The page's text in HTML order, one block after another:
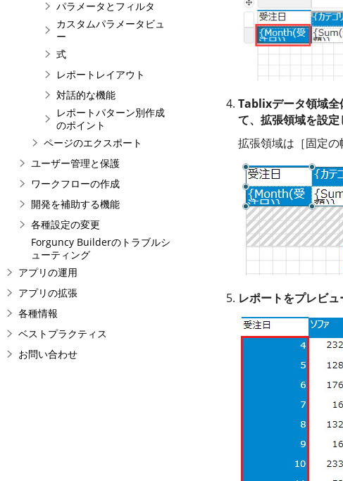
パラメータとフィルタ
カスタムパラメータビュ
ー
式
レポートレイアウト
対話的な機能
レポートパターン別作成
のポイント
ページのエクスポート
ユーザー管理と保護
ワークフローの作成
開発を補助する機能
各種設定の変更
Forguncy Builderのトラブルシ
ューティング
アプリの運用
アプリの拡張
各種情報
ベストプラクティス
お問い合わせ
Tablixデータ領域全
て、拡張領域を設定
拡張領域は［固定の
レポートをプレビ